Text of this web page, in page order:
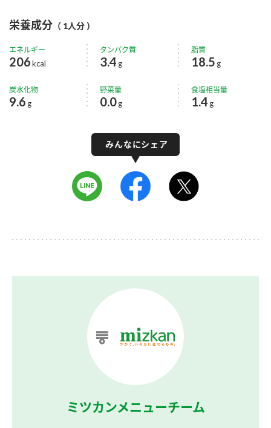
栄養成分 （ 1人分 ）
エネルギー
206kcal
タンパク質
3.4 g
脂質
18.5 g
炭水化物
9.6 g
野菜量
0.0g
食塩相当量
1.4 g
ミツカンメニューチーム